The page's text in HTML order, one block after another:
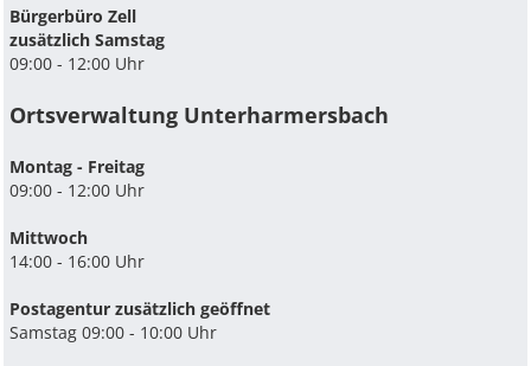
Bürgerbüro Zell
zusätzlich Samstag
09:00 - 12:00 Uhr
Ortsverwaltung Unterharmersbach
Montag - Freitag
09:00 - 12:00 Uhr
Mittwoch
14:00 - 16:00 Uhr
Postagentur zusätzlich geöffnet
Samstag 09:00 - 10:00 Uhr